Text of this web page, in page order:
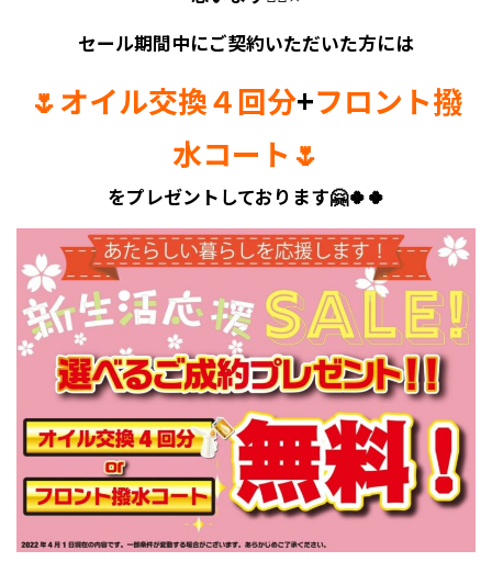
セール期間中にご契約いただいた方には
🌷オイル交換４回分+フロント撥
水コート🌷
をプレゼントしております🤗🍀🍀